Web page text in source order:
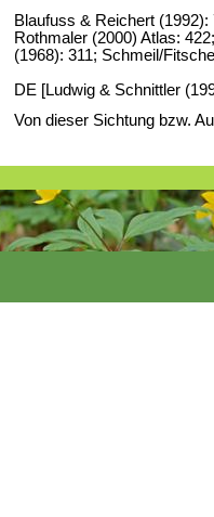
Blaufuss & Reichert
Rothmaler (2000) Atlas:
(1968): 311; Schmeil/
DE [Ludwig & Schnittler
Von dieser Sichtung bzw.